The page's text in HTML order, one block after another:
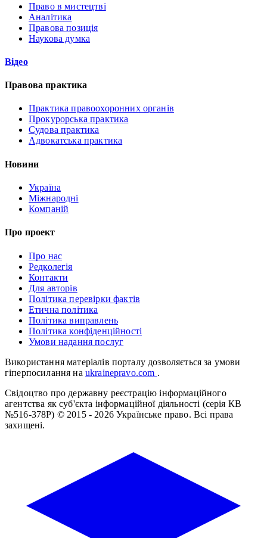
Право в мистецтві
Аналітика
Правова позиція
Наукова думка
Відео
Правова практика
Практика правоохоронних органів
Прокурорська практика
Судова практика
Адвокатська практика
Новини
Україна
Міжнародні
Компаній
Про проект
Про нас
Редколегія
Контакти
Для авторів
Політика перевірки фактів
Етична політика
Політика виправлень
Політика конфіденційності
Умови надання послуг
Використання матеріалів порталу дозволяється за умови
гіперпосилання на ukrainepravo.com .
Свідоцтво про державну реєстрацію інформаційного
агентства як суб'єкта інформаційної діяльності (серія КВ
№516-378Р) © 2015 - 2026 Українське право. Всі права
захищені.